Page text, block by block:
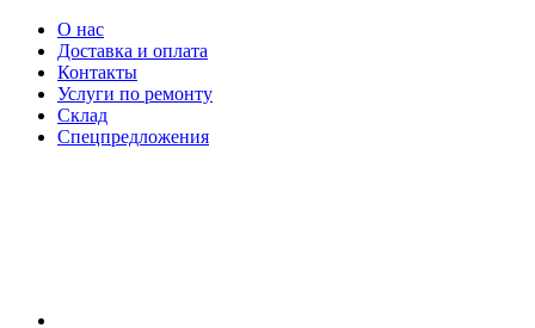
О нас
Доставка и оплата
Контакты
Услуги по ремонту
Склад
Спецпредложения